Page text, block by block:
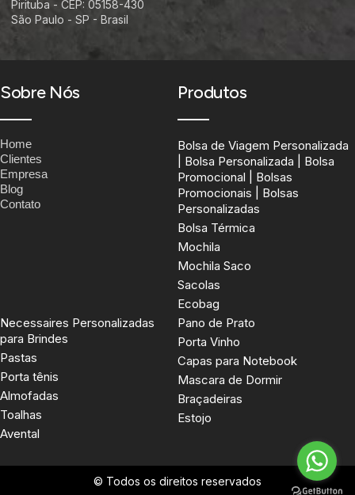
Pirituba - CEP: 05158-430
São Paulo - SP - Brasil
Sobre Nós
Home
Clientes
Empresa
Blog
Contato
Produtos
Bolsa de Viagem Personalizada
| Bolsa Personalizada | Bolsa
Promocional | Bolsas
Promocionais | Bolsas
Personalizadas
Bolsa Térmica
Mochila
Mochila Saco
Sacolas
Ecobag
Necessaires Personalizadas
para Brindes
Pastas
Porta tênis
Almofadas
Toalhas
Avental
Pano de Prato
Porta Vinho
Capas para Notebook
Mascara de Dormir
Braçadeiras
Estojo
© Todos os direitos reservados